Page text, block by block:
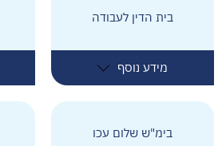
בית הדין לעבודה
מידע נוסף
בימ"ש שלום עכו